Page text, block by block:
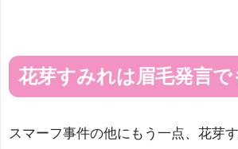
花芽すみれは眉毛発言で
スマーフ事件の他にもう一点、花芽